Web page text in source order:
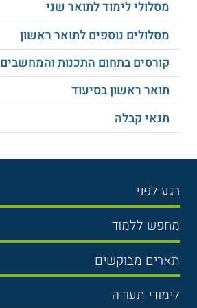
מסלולי לימוד לתואר שני
מסלולים נוספים לתואר ראשון
קורסים בתחום התכנות והמחשבים
תואר ראשון בסיעוד
תנאי קבלה
רגע לפני
בחירת לימודים
תנאי קבלה
שכר לימוד
אוניברסיטה
מחפש ללמוד
תואר ראשון
תואר שני
הכנה לבגרות
תארים מבוקשים
משפטים
לימודי תעודה